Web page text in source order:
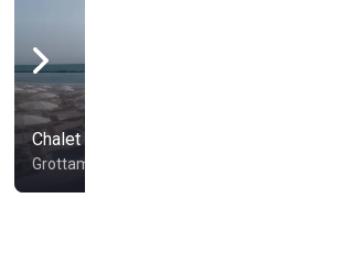
Chalet Mimì e Cocò
Grottammare